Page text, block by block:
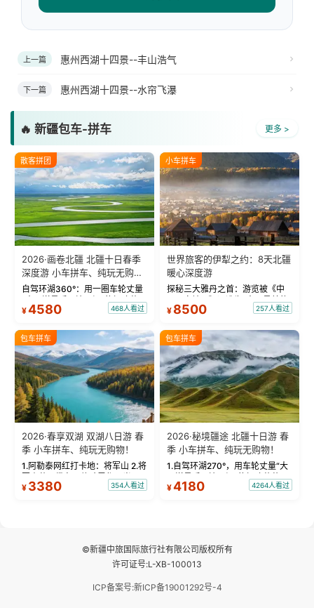
上一篇 惠州西湖十四景--丰山浩气
下一篇 惠州西湖十四景--水帘飞瀑
🔥 新疆包车-拼车 更多 >
散客拼团
2026·画卷北疆 北疆十日春季
深度游 小车拼车、纯玩无购
物！
自驾环湖360°：用一圈车轮丈量
“大西洋最后一滴眼泪”的极致蔚
蓝。 赛湖旅拍：甄选多款风格服
绝美瞬间。 赛湖坦克300跟车视
频：专业摄影师...
¥4580 468人看过
小车拼车
世界旅客的伊犁之约：8天北疆
暖心深度游
探秘三大雅丹之首：游览被《中
国国家地理》评选为“中国最美的
三大雅丹”第一名的克拉玛依魔鬼
瓦人最大村落——禾木村，欣赏
晨雾与小木...
¥ 8500 257人看过
包车拼车
2026·春享双湖 双湖八日游 春
季 小车拼车、纯玩无购物！
1.阿勒泰网红打卡地：将军山 2.将
军山落日缆车，体验雪都风光 3.
将军山，夕阳派对，蹦迪party 4.
¥ 3380 354人看过
包车拼车
2026·秘境疆途 北疆十日游 春
季 小车拼车、纯玩无购物！
1.自驾环湖270°，用车轮丈量“大
西洋最后一滴眼泪”的极致蔚蓝，
让雪山、花海与深邃湖水在转弯
¥4180 4264人看过
©新疆中旅国际旅行社有限公司版权所有
许可证号:L-XB-100013
ICP备案号:新ICP备19001292号-4